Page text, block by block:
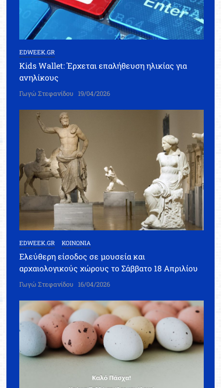
EDWEEK.GR
Kids Wallet: Έρχεται επαλήθευση ηλικίας για
ανηλίκους
Γωγώ Στεφανίδου 19/04/2026
EDWEEK.GR ΚΟΙΝΩΝΙΑ
Ελεύθερη είσοδος σε μουσεία και
αρχαιολογικούς χώρους το Σάββατο 18 Απριλίου
Γωγώ Στεφανίδου 16/04/2026